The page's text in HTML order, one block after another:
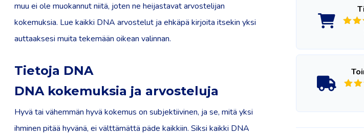
muu ei ole muokannut niitä, joten ne heijastavat arvostelijan
kokemuksia. Lue kaikki DNA arvostelut ja ehkäpä kirjoita itsekin yksi
auttaaksesi muita tekemään oikean valinnan.
Tietoja DNA
DNA kokemuksia ja arvosteluja
Hyvä tai vähemmän hyvä kokemus on subjektiivinen, ja se, mitä yksi
ihminen pitää hyvänä, ei välttämättä päde kaikkiin. Siksi kaikki DNA